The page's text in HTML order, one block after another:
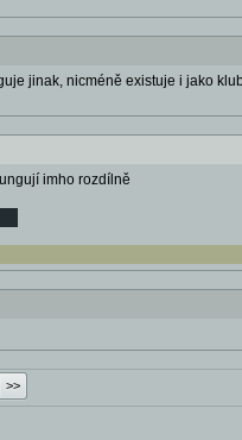
jinak, nicméně existuje i jako
imho rozdílně
>>